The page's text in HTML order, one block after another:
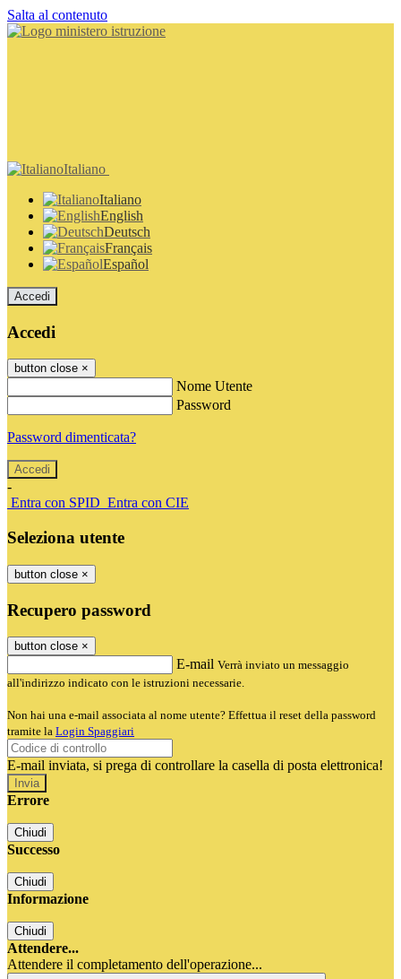
Salta al contenuto
Italiano
Italiano
English
Deutsch
Français
Español
Accedi
Accedi
button close ×
Nome Utente
Password
Password dimenticata?
-
Entra con SPID Entra con CIE
Seleziona utente
button close ×
Recupero password
button close ×
E-mail Verrà inviato un messaggio
all'indirizzo indicato con le istruzioni necessarie.
Non hai una e-mail associata al nome utente? Effettua il reset della password
tramite la Login Spaggiari
E-mail inviata, si prega di controllare la casella di posta elettronica!
Errore
Chiudi
Successo
Chiudi
Informazione
Chiudi
Attendere...
Attendere il completamento dell'operazione...